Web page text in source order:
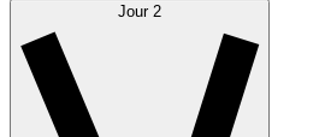
Jour 2